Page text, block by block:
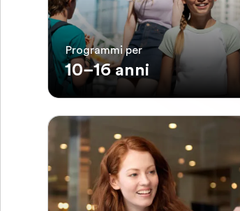
Programmi per
10–16 anni